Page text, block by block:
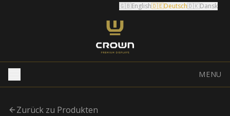
🇬🇧English🇩🇪Deutsch🇩🇰Dansk
MENU
Zurück zu Produkten